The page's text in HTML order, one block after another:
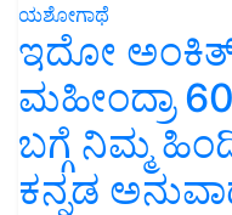
ಯಶೋಗಾಥೆ
ಇದೋ ಅಂಕಿತ್
ಮಹೀಂದ್ರಾ
ಬಗ್ಗೆ ನಿಮ್ಮ
ಕನ್ನಡ